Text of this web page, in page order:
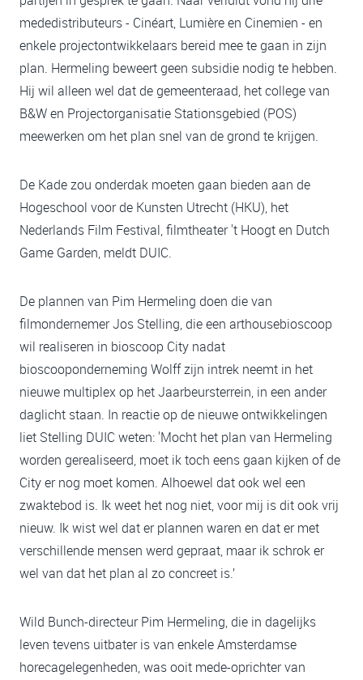
mededistributeurs - Cinéart, Lumière en Cinemien - en
enkele projectontwikkelaars bereid mee te gaan in zijn
plan. Hermeling beweert geen subsidie nodig te hebben.
Hij wil alleen wel dat de gemeenteraad, het college van
B&W en Projectorganisatie Stationsgebied (POS)
meewerken om het plan snel van de grond te krijgen.
De Kade zou onderdak moeten gaan bieden aan de
Hogeschool voor de Kunsten Utrecht (HKU), het
Nederlands Film Festival, filmtheater 't Hoogt en Dutch
Game Garden, meldt DUIC.
De plannen van Pim Hermeling doen die van
filmondernemer Jos Stelling, die een arthousebioscoop
wil realiseren in bioscoop City nadat
bioscooponderneming Wolff zijn intrek neemt in het
nieuwe multiplex op het Jaarbeursterrein, in een ander
daglicht staan. In reactie op de nieuwe ontwikkelingen
liet Stelling DUIC weten: 'Mocht het plan van Hermeling
worden gerealiseerd, moet ik toch eens gaan kijken of de
City er nog moet komen. Alhoewel dat ook wel een
zwaktebod is. Ik weet het nog niet, voor mij is dit ook vrij
nieuw. Ik wist wel dat er plannen waren en dat er met
verschillende mensen werd gepraat, maar ik schrok er
wel van dat het plan al zo concreet is.’
Wild Bunch-directeur Pim Hermeling, die in dagelijks
leven tevens uitbater is van enkele Amsterdamse
horecagelegenheden, was ooit mede-oprichter van